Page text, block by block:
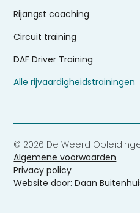
Rijangst coaching
Circuit training
DAF Driver Training
Alle rijvaardigheidstrainingen
© 2026 De Weerd
Algemene voorwaarden
Privacy policy
Website door: Daan